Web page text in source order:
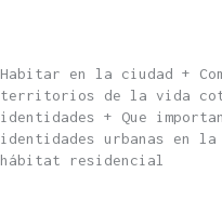
Habitar en la ciudad +
territorios de la vida
identidades + Que
identidades urbanas en la
hábitat residencial